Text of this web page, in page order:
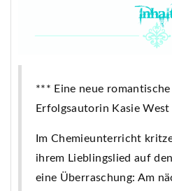
*** Eine neue
Erfolgsautorin Kasie
Im Chemieunterricht
ihrem Lieblingslied auf
eine Überraschung: Am